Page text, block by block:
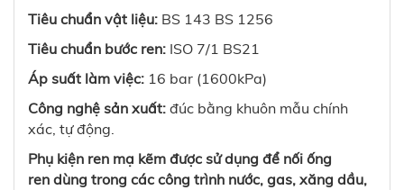
Tiêu chuẩn vật liệu: BS 143 BS 1256
Tiêu chuẩn bước ren: ISO 7/1 BS21
Áp suất làm việc: 16 bar (1600kPa)
Công nghệ sản xuất: đúc bằng khuôn mẫu chính
xác, tự động.
Phụ kiện ren mạ kẽm được sử dụng để nối ống
ren dùng trong các công trình nước, gas, xăng dầu,